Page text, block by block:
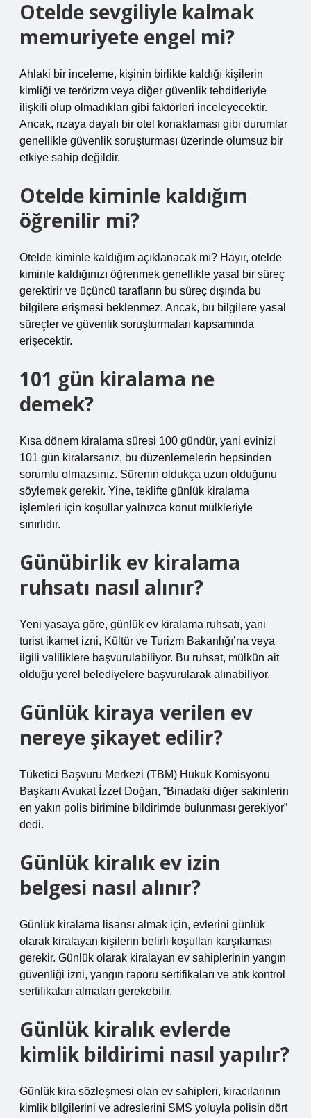
Otelde sevgiliyle kalmak
memuriyete engel mi?
Ahlaki bir inceleme, kişinin birlikte kaldığı kişilerin
kimliği ve terörizm veya diğer güvenlik tehditleriyle
ilişkili olup olmadıkları gibi faktörleri inceleyecektir.
Ancak, rızaya dayalı bir otel konaklaması gibi durumlar
genellikle güvenlik soruşturması üzerinde olumsuz bir
etkiye sahip değildir.
Otelde kiminle kaldığım
öğrenilir mi?
Otelde kiminle kaldığım açıklanacak mı? Hayır, otelde
kiminle kaldığınızı öğrenmek genellikle yasal bir süreç
gerektirir ve üçüncü tarafların bu süreç dışında bu
bilgilere erişmesi beklenmez. Ancak, bu bilgilere yasal
süreçler ve güvenlik soruşturmaları kapsamında
erişecektir.
101 gün kiralama ne
demek?
Kısa dönem kiralama süresi 100 gündür, yani evinizi
101 gün kiralarsanız, bu düzenlemelerin hepsinden
sorumlu olmazsınız. Sürenin oldukça uzun olduğunu
söylemek gerekir. Yine, teklifte günlük kiralama
işlemleri için koşullar yalnızca konut mülkleriyle
sınırlıdır.
Günübirlik ev kiralama
ruhsatı nasıl alınır?
Yeni yasaya göre, günlük ev kiralama ruhsatı, yani
turist ikamet izni, Kültür ve Turizm Bakanlığı’na veya
ilgili valiliklere başvurulabiliyor. Bu ruhsat, mülkün ait
olduğu yerel belediyelere başvurularak alınabiliyor.
Günlük kiraya verilen ev
nereye şikayet edilir?
Tüketici Başvuru Merkezi (TBM) Hukuk Komisyonu
Başkanı Avukat İzzet Doğan, “Binadaki diğer sakinlerin
en yakın polis birimine bildirimde bulunması gerekiyor”
dedi.
Günlük kiralık ev izin
belgesi nasıl alınır?
Günlük kiralama lisansı almak için, evlerini günlük
olarak kiralayan kişilerin belirli koşulları karşılaması
gerekir. Günlük olarak kiralayan ev sahiplerinin yangın
güvenliği izni, yangın raporu sertifikaları ve atık kontrol
sertifikaları almaları gerekebilir.
Günlük kiralık evlerde
kimlik bildirimi nasıl yapılır?
Günlük kira sözleşmesi olan ev sahipleri, kiracılarının
kimlik bilgilerini ve adreslerini SMS yoluyla polisin dört